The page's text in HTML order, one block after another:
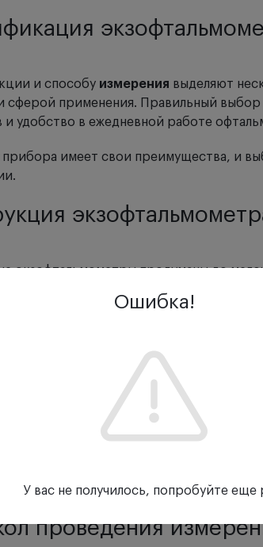
и способу измерения выделяют
сферой применения. Правильный
и удобство в ежедневной работе
имеет свои преимущества, и
экзофтальмометры продуманы до
ошибки при измерениях.
шкалы и фиксаторов, которые
от этой точки до передней
рассчитать степень выстояния или
прибора, выполненная из
и устойчивость к деформациям.
точность измерений, стабильность
важно учитывать не только цену
зависят комфорт пациента и
проведения
Ошибка!
У вас не получилось, попробуйте еще